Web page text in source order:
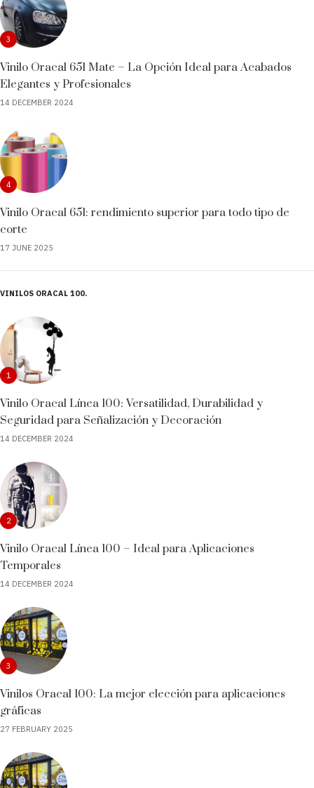
3
Vinilo Oracal 651 Mate – La Opción Ideal para Acabados
Elegantes y Profesionales
14 DECEMBER 2024
4
Vinilo Oracal 651: rendimiento superior para todo tipo de
corte
17 JUNE 2025
VINILOS ORACAL 100
1
Vinilo Oracal Línea 100: Versatilidad, Durabilidad y
Seguridad para Señalización y Decoración
14 DECEMBER 2024
2
Vinilo Oracal Línea 100 – Ideal para Aplicaciones
Temporales
14 DECEMBER 2024
3
Vinilos Oracal 100: La mejor elección para aplicaciones
gráficas
27 FEBRUARY 2025